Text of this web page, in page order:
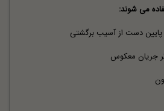
می شوند:
پایین دست از آسیب برگشتی
جریان معکوس